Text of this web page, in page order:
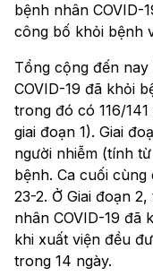
bệnh nhân COVID-
công bố khỏi bệnh
Tổng cộng đến nay
COVID-19 đã khỏi
trong đó có 116/
giai đoạn 1). Giai
người nhiễm (tính
bệnh. Ca cuối cùng
23-2. Ở Giai đoạn
nhân COVID-19 đã
khi xuất viện đều
trong 14 ngày.